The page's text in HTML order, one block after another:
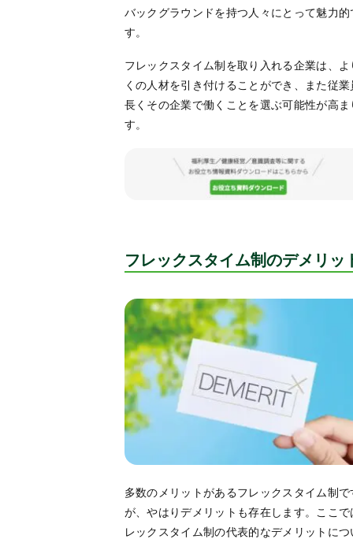
バックグラウンドを持つ人々にとって魅力的
す。
フレックスタイム制を取り入れる企業は、よ
くの人材を引き付けることができ、また従業
長くその企業で働くことを選ぶ可能性が高ま
す。
フレックスタイム制のデメリッ
多数のメリットがあるフレックスタイム制で
が、やはりデメリットも存在します。ここで
レックスタイム制の代表的なデメリットにつ